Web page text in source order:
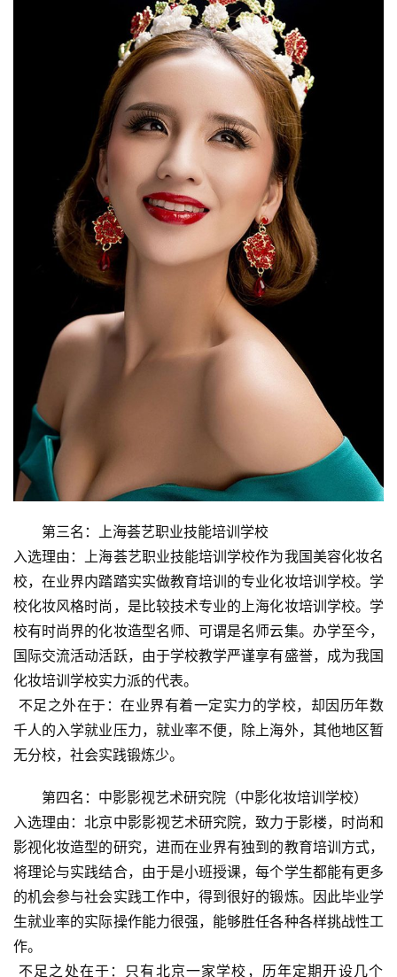
美
容
产
测
联
系
我
们
第三名：上海荟艺职业技能培训学校
入选理由：上海荟艺职业技能培训学校作为我国美容化妆名
校，在业界内踏踏实实做教育培训的专业化妆培训学校。学
校化妆风格时尚，是比较技术专业的上海化妆培训学校。学
校有时尚界的化妆造型名师、可谓是名师云集。办学至今，
国际交流活动活跃，由于学校教学严谨享有盛誉，成为我国
化妆培训学校实力派的代表。
千人的入学就业压力，就业率不便，除上海外，其他地区暂
无分校，社会实践锻炼少。
第四名：中影影视艺术研究院（中影化妆培训学校）
入选理由：北京中影影视艺术研究院，致力于影楼，时尚和
影视化妆造型的研究，进而在业界有独到的教育培训方式，
将理论与实践结合，由于是小班授课，每个学生都能有更多
的机会参与社会实践工作中，得到很好的锻炼。因此毕业学
生就业率的实际操作能力很强，能够胜任各种各样挑战性工
作。